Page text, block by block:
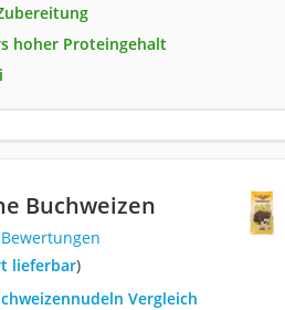
hoher Proteingehalt
Buchweizen
lieferbar)
Vergleich